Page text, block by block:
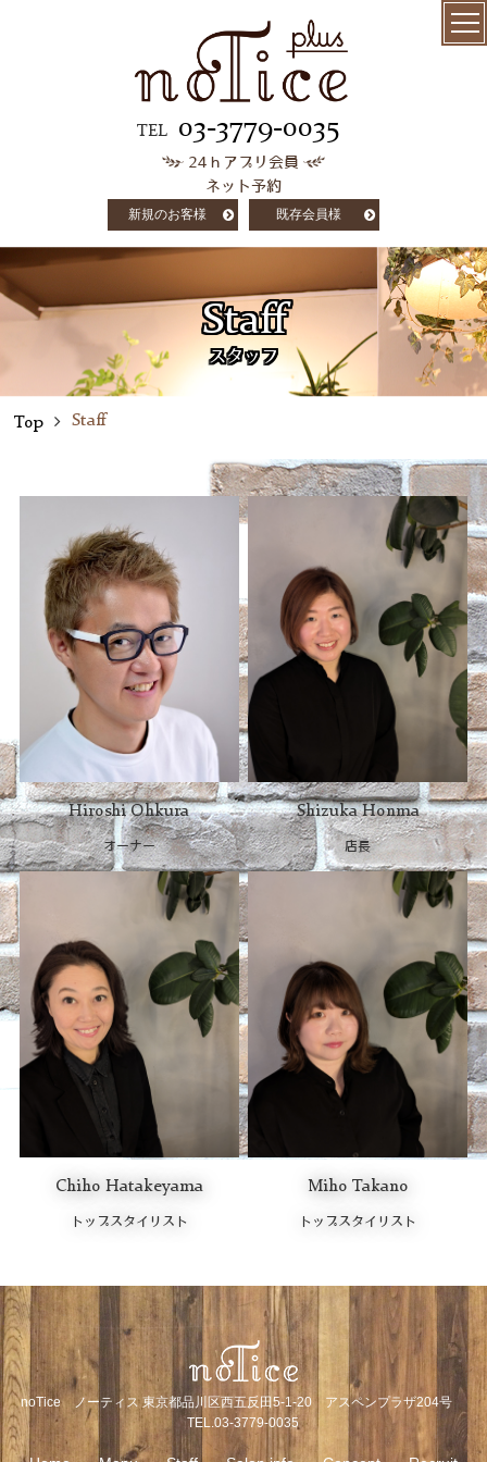
TEL 03-3779-0035
24ｈアプリ会員
ネット予約
新規のお客様 既存会員様
salon info
customer voice
column
recruit
Staff
スタッフ
Top Staff
Hiroshi Ohkura
オーナー
Shizuka Honma
店長
Chiho Hatakeyama
トップスタイリスト
Miho Takano
トップスタイリスト
noTice ノーティス 東京都品川区西五反田5-1-20 アスペンプラザ204号
TEL.03-3779-0035